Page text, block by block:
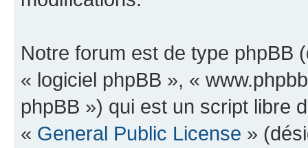
Notre forum est de type phpBB
« logiciel phpBB », «
phpBB ») qui est un script libre
« General Public License »